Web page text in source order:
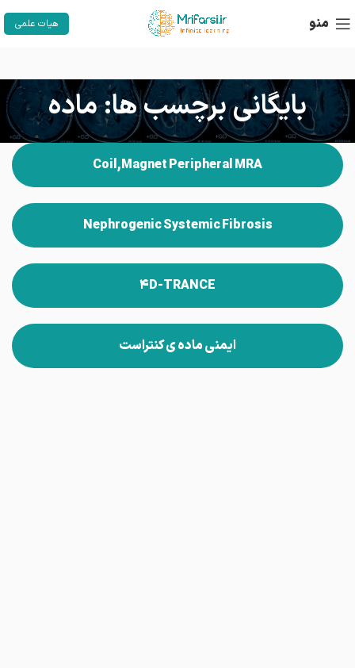
منو هیات علمی
بایگانی برچسب ها: ماده
Coil,Magnet Peripheral MRA
Nephrogenic Systemic Fibrosis
۴D-TRANCE
ایمنی ماده ی کنتراست